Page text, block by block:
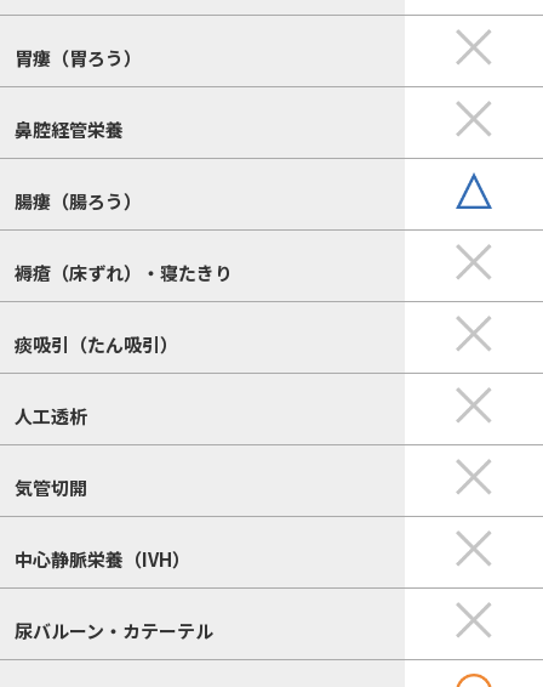
胃瘻（胃ろう）
鼻腔経管栄養
腸瘻（腸ろう）
褥瘡（床ずれ）・寝たきり
痰吸引（たん吸引）
人工透析
気管切開
中心静脈栄養（IVH）
尿バルーン・カテーテル